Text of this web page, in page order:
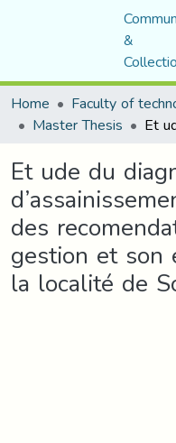
&
Home
Faculty of
Master Thesis
Et ude du
des
gestion et son
la localité de